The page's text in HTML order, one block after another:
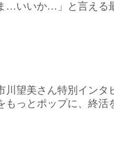
…いいか…」と言える
川望美さん特別インタ
もっとポップに、終活